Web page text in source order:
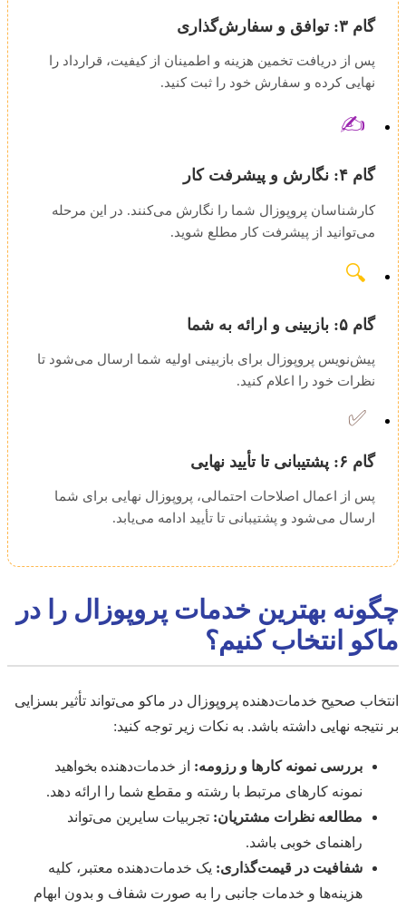
گام ۳: توافق و سفارش‌گذاری
پس از دریافت تخمین هزینه و اطمینان از کیفیت، قرارداد را
نهایی کرده و سفارش خود را ثبت کنید.
✍️
گام ۴: نگارش و پیشرفت کار
کارشناسان پروپوزال شما را نگارش می‌کنند. در این مرحله
می‌توانید از پیشرفت کار مطلع شوید.
🔍
گام ۵: بازبینی و ارائه به شما
پیش‌نویس پروپوزال برای بازبینی اولیه شما ارسال می‌شود تا
نظرات خود را اعلام کنید.
✅
گام ۶: پشتیبانی تا تأیید نهایی
پس از اعمال اصلاحات احتمالی، پروپوزال نهایی برای شما
ارسال می‌شود و پشتیبانی تا تأیید ادامه می‌یابد.
چگونه بهترین خدمات پروپوزال را در
ماکو انتخاب کنیم؟
انتخاب صحیح خدمات‌دهنده پروپوزال در ماکو می‌تواند تأثیر بسزایی
بر نتیجه نهایی داشته باشد. به نکات زیر توجه کنید:
بررسی نمونه کارها و رزومه: از خدمات‌دهنده بخواهید
نمونه کارهای مرتبط با رشته و مقطع شما را ارائه دهد.
مطالعه نظرات مشتریان: تجربیات سایرین می‌تواند
راهنمای خوبی باشد.
شفافیت در قیمت‌گذاری: یک خدمات‌دهنده معتبر، کلیه
هزینه‌ها و خدمات جانبی را به صورت شفاف و بدون ابهام